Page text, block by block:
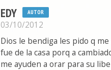
EDY AUTOR
03/10/2012
Dios le bendiga les pido q
fue de la casa porq a
me ayuden a orar para su